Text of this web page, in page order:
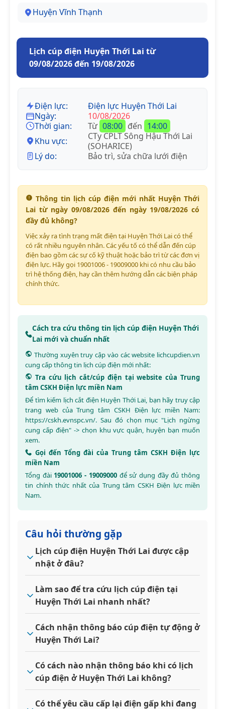
Huyện Vĩnh Thạnh
Lịch cúp điện Huyện Thới Lai từ
09/08/2026 đến 19/08/2026
Điện lực:
Điện lực Huyện Thới Lai
Ngày:
10/08/2026
Thời gian:
Từ 08:00 đến 14:00
Khu vực:
CTy CPLT Sông Hậu Thới Lai
(SOHARICE)
Lý do:
Bảo trì, sửa chữa lưới điện
Thông tin lịch cúp điện mới nhất Huyện Thới
Lai từ ngày 09/08/2026 đến ngày 19/08/2026 có
đầy đủ không?
Việc xảy ra tình trạng mất điện tại Huyện Thới Lai có thể
có rất nhiều nguyên nhân. Các yếu tố có thể dẫn đến cúp
điện bao gồm các sự cố kỹ thuật hoặc bảo trì từ các đơn vị
điện lực. Hãy gọi 19001006 - 19009000 khi có nhu cầu bảo
trì hệ thống điện, hay cần thêm hướng dẫn các biện pháp
chính thức.
Cách tra cứu thông tin lịch cúp điện Huyện Thới
Lai mới và chuẩn nhất
Thường xuyên truy cập vào các website lichcupdien.vn
cung cấp thông tin lịch cúp điện mới nhất:
Tra cứu lịch cắt/cúp điện tại website của Trung
tâm CSKH Điện lực miền Nam
Để tìm kiếm lịch cắt điện Huyện Thới Lai, bạn hãy truy cập
trang web của Trung tâm CSKH Điện lực miền Nam:
https://cskh.evnspc.vn/. Sau đó chọn mục "Lịch ngừng
cung cấp điện" -> chọn khu vực quận, huyện bạn muốn
xem.
Gọi đến Tổng đài của Trung tâm CSKH Điện lực
miền Nam
Tổng đài 19001006 - 19009000để sử dụng đầy đủ thông
tin chính thức nhất của Trung tâm CSKH Điện lực miền
Nam.
Câu hỏi thường gặp
Lịch cúp điện Huyện Thới Lai được cập
nhật ở đâu?
Làm sao để tra cứu lịch cúp điện tại
Huyện Thới Lai nhanh nhất?
Cách nhận thông báo cúp điện tự động ở
Huyện Thới Lai?
Có cách nào nhận thông báo khi có lịch
cúp điện ở Huyện Thới Lai không?
Có thể yêu cầu cấp lại điện gấp khi đang